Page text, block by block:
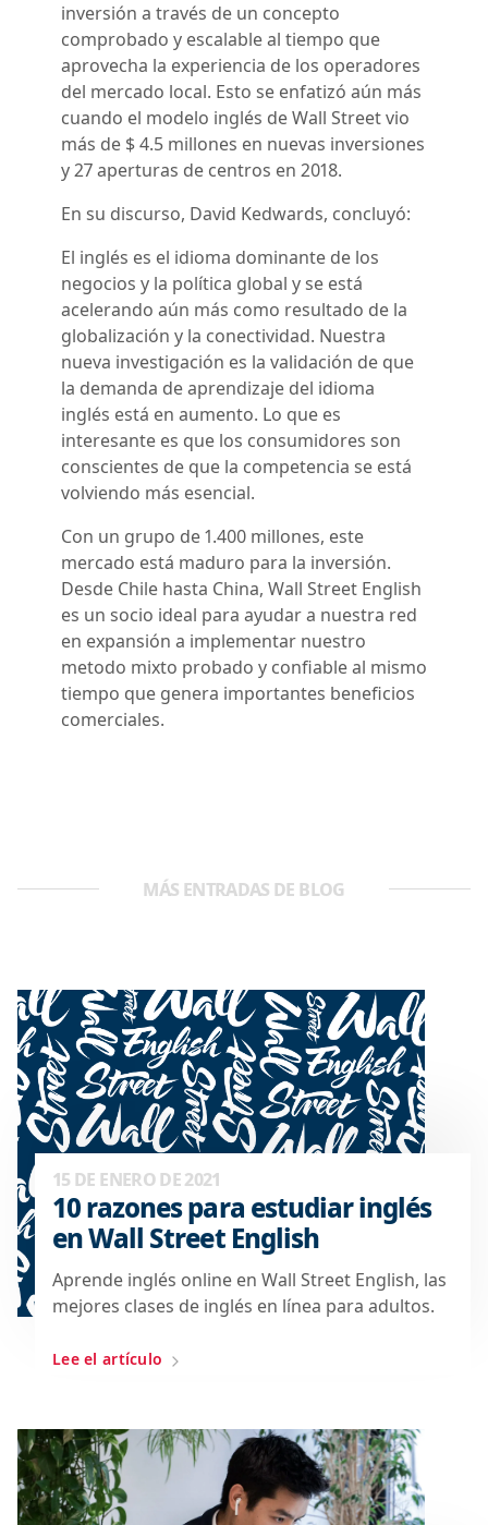
inversión a través de un concepto
comprobado y escalable al tiempo que
aprovecha la experiencia de los operadores
del mercado local. Esto se enfatizó aún más
cuando el modelo inglés de Wall Street vio
más de $ 4.5 millones en nuevas inversiones
y 27 aperturas de centros en 2018.
En su discurso, David Kedwards, concluyó:
El inglés es el idioma dominante de los
negocios y la política global y se está
acelerando aún más como resultado de la
globalización y la conectividad. Nuestra
nueva investigación es la validación de que
la demanda de aprendizaje del idioma
inglés está en aumento. Lo que es
interesante es que los consumidores son
conscientes de que la competencia se está
volviendo más esencial.
Con un grupo de 1.400 millones, este
mercado está maduro para la inversión.
Desde Chile hasta China, Wall Street English
es un socio ideal para ayudar a nuestra red
en expansión a implementar nuestro
metodo mixto probado y confiable al mismo
tiempo que genera importantes beneficios
comerciales.
MÁS ENTRADAS DE BLOG
15 DE ENERO DE 2021
10 razones para estudiar inglés
en Wall Street English
Aprende inglés online en Wall Street English, las
mejores clases de inglés en línea para adultos.
Lee el artículo